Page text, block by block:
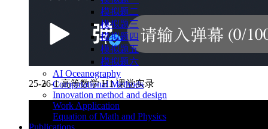
模拟题二
模拟题三
模拟题四
模拟题五
模拟题六
AI Oceanography
Computational Methods
Innovation method and design
Work Application
Equation of Math and Physics
Publications
25-26-1 高等数学 H1 课堂实录